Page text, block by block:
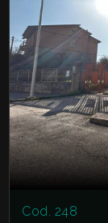
Cod. 248